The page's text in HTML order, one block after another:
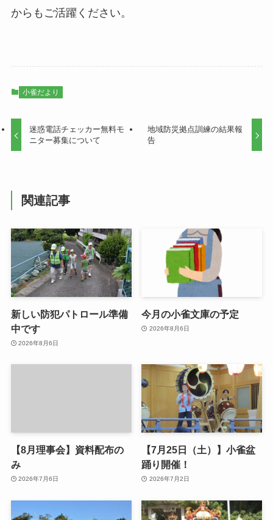
からもご活躍ください。
小雀だより
迷惑電話チェッカー無料モ
ニター募集について
地域防災拠点訓練の結果報
告
関連記事
新しい防犯パトロール準備
中です
2026年8月6日
今月の小雀文庫の予定
2026年8月6日
【8月理事会】資料配布の
み
2026年7月6日
【7月25日（土）】小雀盆
踊り開催！
2026年7月2日